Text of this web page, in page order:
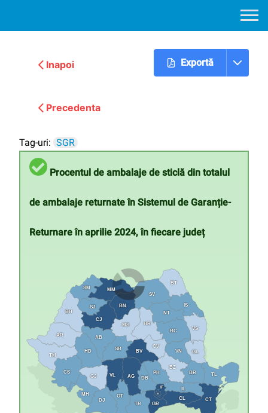
Inapoi Exportă
Precedenta
Tag-uri: SGR
Procentul de ambalaje de sticlă din totalul
de ambalaje returnate în Sistemul de Garanție-
Returnare în aprilie 2024, în fiecare județ
AR
BH
CS PH
IF
TM
BT
GL
BZ
BR TL
CT
GR
DB
IS
NT
SJ
SM
AG
SB
VL
BV
CV
HR
MM
MS
CJ
HD
AB
BN
VN
VS
DJ
GJ
MH
BC
OT
TR
B
CL
SV
IL